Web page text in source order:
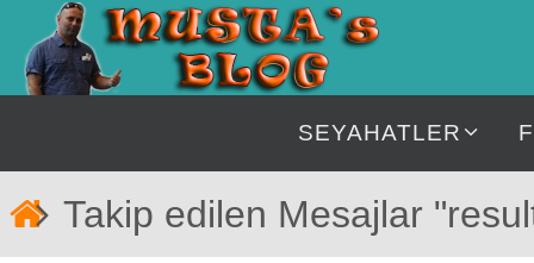
İçeriğe
geç
SEYAHATLER
Takip edilen Mesajlar